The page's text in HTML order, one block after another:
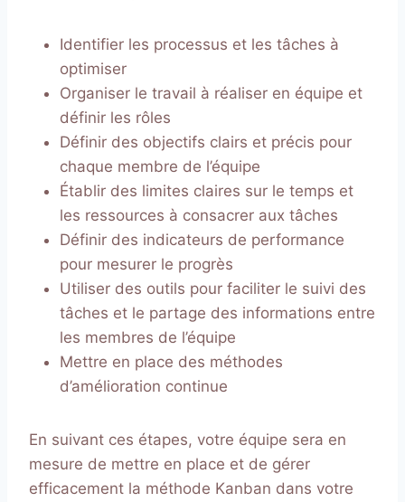
Identifier les processus et les tâches à
optimiser
Organiser le travail à réaliser en équipe et
définir les rôles
Définir des objectifs clairs et précis pour
chaque membre de l’équipe
Établir des limites claires sur le temps et
les ressources à consacrer aux tâches
Définir des indicateurs de performance
pour mesurer le progrès
Utiliser des outils pour faciliter le suivi des
tâches et le partage des informations entre
les membres de l’équipe
Mettre en place des méthodes
d’amélioration continue
En suivant ces étapes, votre équipe sera en
mesure de mettre en place et de gérer
efficacement la méthode Kanban dans votre